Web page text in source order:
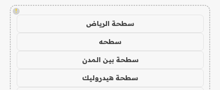
!
سطحة الرياض
سطحه
سطحة بين المدن
سطحة هيدروليك